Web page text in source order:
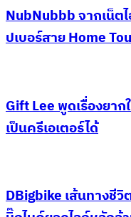
NubNubbb จากเน็ต
ปเบอร์สาย Home
Gift Lee พูดเรื่องยาก
เป็นครีเอเตอร์ได้
DBigbike เส้นทางชี